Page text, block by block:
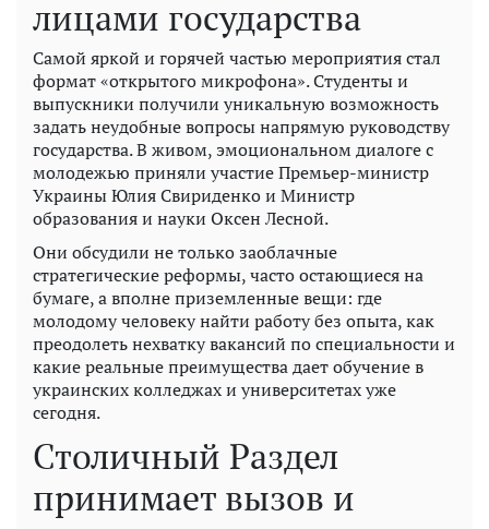
лицами государства
Самой яркой и горячей частью мероприятия стал
формат «открытого микрофона». Студенты и
выпускники получили уникальную возможность
задать неудобные вопросы напрямую руководству
государства. В живом, эмоциональном диалоге с
молодежью приняли участие Премьер-министр
Украины Юлия Свириденко и Министр
образования и науки Оксен Лесной.
Они обсудили не только заоблачные
стратегические реформы, часто остающиеся на
бумаге, а вполне приземленные вещи: где
молодому человеку найти работу без опыта, как
преодолеть нехватку вакансий по специальности и
какие реальные преимущества дает обучение в
украинских колледжах и университетах уже
сегодня.
Столичный Раздел
принимает вызов и